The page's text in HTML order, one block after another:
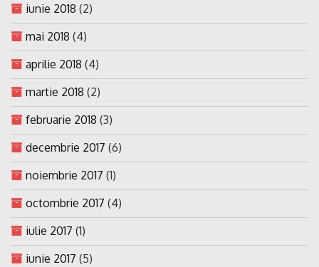
iunie 2018 (2)
mai 2018 (4)
aprilie 2018 (4)
martie 2018 (2)
februarie 2018 (3)
decembrie 2017 (6)
noiembrie 2017 (1)
octombrie 2017 (4)
iulie 2017 (1)
iunie 2017 (5)